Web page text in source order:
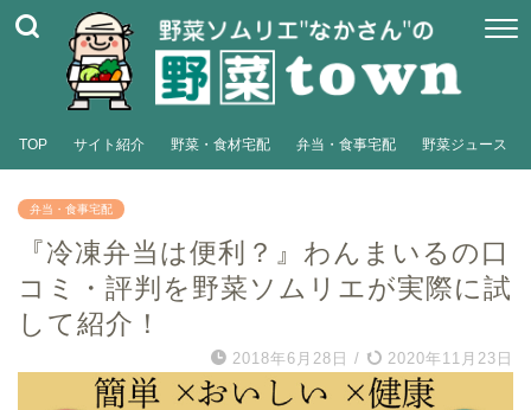
TOP サイト紹介 野菜・食材宅配 弁当・食事宅配 野菜ジュース
弁当・食事宅配
『冷凍弁当は便利？』わんまいるの口
コミ・評判を野菜ソムリエが実際に試
して紹介！
2018年6月28日 / 2020年11月23日